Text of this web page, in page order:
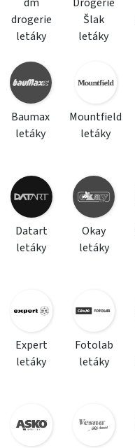
drogerie
letáky
Šlak
letáky
Baumax
letáky
Mountfield
letáky
Datart
letáky
Okay
letáky
Expert
letáky
Fotolab
letáky